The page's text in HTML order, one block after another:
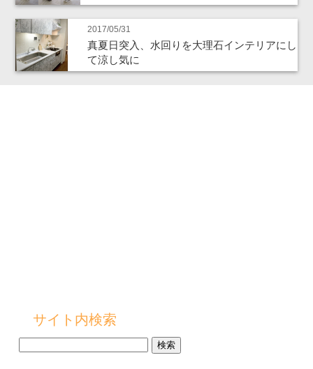
2017/05/31
真夏日突入、水回りを大理石インテリアにし
て涼し気に
サイト内検索